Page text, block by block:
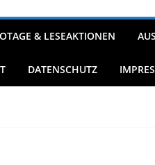
& LESEAKTIONEN
DATENSCHUTZ